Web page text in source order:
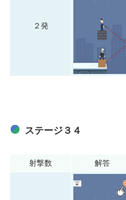
２発
ステージ３４
射撃数 解答